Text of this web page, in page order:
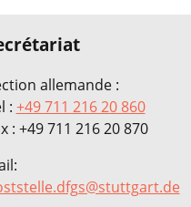
allemande :
: +49 711 216 20 860
: +49 711 216 20 870